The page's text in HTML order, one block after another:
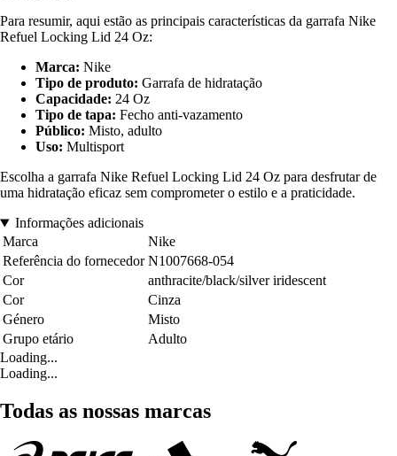
Para resumir, aqui estão as principais características da garrafa Nike
Refuel Locking Lid 24 Oz:
Marca: Nike
Tipo de produto: Garrafa de hidratação
Capacidade: 24 Oz
Tipo de tapa: Fecho anti-vazamento
Público: Misto, adulto
Uso: Multisport
Escolha a garrafa Nike Refuel Locking Lid 24 Oz para desfrutar de
uma hidratação eficaz sem comprometer o estilo e a praticidade.
Informações adicionais
Marca
Nike
Referência do fornecedor N1007668-054
Cor
anthracite/black/silver iridescent
Cor
Cinza
Género
Misto
Grupo etário
Adulto
Loading...
Loading...
Todas as nossas marcas